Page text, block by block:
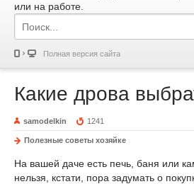
или на работе.
Полная версия сайта
Какие дрова
samodelkin 1241
Полезные советы хозяйке
На вашей даче есть печь, баня или
нельзя, кстати, пора задумать о